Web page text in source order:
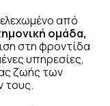
από
ομάδα,
στη φροντίδα
υπηρεσίες,
ζωής των
τους.